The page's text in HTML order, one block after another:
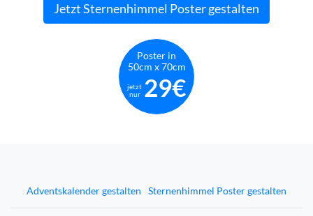
Jetzt Sternenhimmel Poster gestalten
Poster in
50cm x 70cm
jetzt
nur 29€
Adventskalender gestalten Sternenhimmel Poster gestalten